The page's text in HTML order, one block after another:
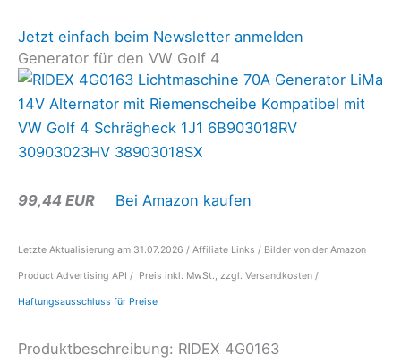
Jetzt einfach beim Newsletter anmelden
Generator für den VW Golf 4
99,44 EUR Bei Amazon kaufen
Letzte Aktualisierung am 31.07.2026 / Affiliate Links / Bilder von der Amazon
Product Advertising API / Preis inkl. MwSt., zzgl. Versandkosten /
Haftungsausschluss für Preise
Produktbeschreibung: RIDEX 4G0163